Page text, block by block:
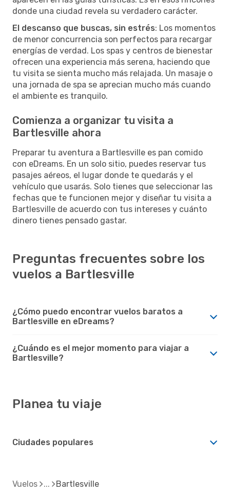
donde una ciudad revela su verdadero carácter.
El descanso que buscas, sin estrés: Los momentos
de menor concurrencia son perfectos para recargar
energías de verdad. Los spas y centros de bienestar
ofrecen una experiencia más serena, haciendo que
tu visita se sienta mucho más relajada. Un masaje o
una jornada de spa se aprecian mucho más cuando
el ambiente es tranquilo.
Comienza a organizar tu visita a
Bartlesville ahora
Preparar tu aventura a Bartlesville es pan comido
con eDreams. En un solo sitio, puedes reservar tus
pasajes aéreos, el lugar donde te quedarás y el
vehículo que usarás. Solo tienes que seleccionar las
fechas que te funcionen mejor y diseñar tu visita a
Bartlesville de acuerdo con tus intereses y cuánto
dinero tienes pensado gastar.
Preguntas frecuentes sobre los
vuelos a Bartlesville
¿Cómo puedo encontrar vuelos baratos a
Bartlesville en eDreams?
¿Cuándo es el mejor momento para viajar a
Bartlesville?
Planea tu viaje
Ciudades populares
Vuelos Bartlesville